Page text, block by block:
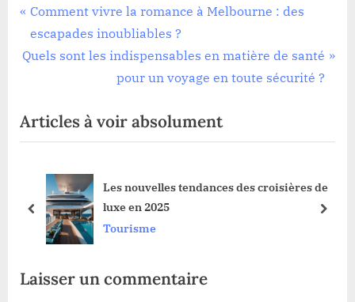
Navigation
de
P
r
e
o
u
o
:
Comment vivre la romance à Melbourne : des
escapades inoubliables ?
N
t
P
Quels sont les indispensables en matière de santé
pour un voyage en toute sécurité ?
Articles à voir absolument
des croisières de
Comment
véritable havre de
prev next
Laisser un commentaire